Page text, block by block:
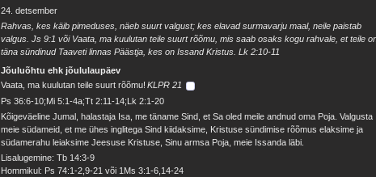
24. detsember
Rahvas, kes käib pimeduses, näeb suurt valgust; kes elavad surmavarju maal, neile paistab
valgus. Js 9:1 või Vaata, ma kuulutan teile suurt rõõmu, mis saab osaks kogu rahvale, et teile
täna sündinud Taaveti linnas Päästja, kes on Issand Kristus. Lk 2:10-11
Jõuluõhtu ehk jõululaupäev
Vaata, ma kuulutan teile suurt rõõmu! KLPR 21
Ps 36:6-10;Mi 5:1-4a;Tt 2:11-14;Lk 2:1-20
Kõigeväeline Jumal, halastaja Isa, me täname Sind, et Sa oled meile andnud oma Poja. Valgusta
meie südameid, et me ühes inglitega Sind kiidaksime, Kristuse sündimise rõõmus elaksime ja
südamerahu leiaksime Jeesuse Kristuse, Sinu armsa Poja, meie Issanda läbi.
Lisalugemine: Tb 14:3-9
Hommikul: Ps 74:1-2,9-21 või 1Ms 3:1-6,14-24